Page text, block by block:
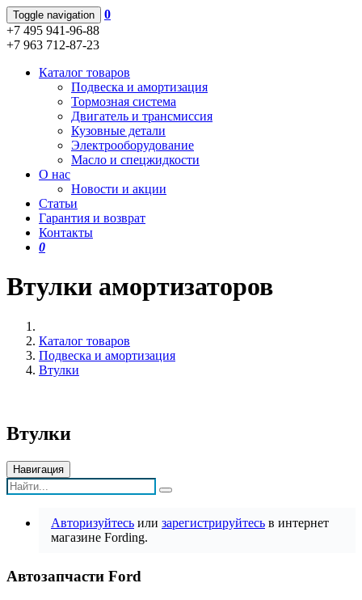
Toggle navigation
0
+7 495 941-96-88
+7 963 712-87-23
Каталог товаров
Подвеска и амортизация
Тормозная система
Двигатель и трансмиссия
Кузовные детали
Электрооборудование
Масло и спецжидкости
О нас
Новости и акции
Статьи
Гарантия и возврат
Контакты
0
Втулки амортизаторов
Каталог товаров
Подвеска и амортизация
Втулки
Втулки
Навигация
Авторизуйтесь или зарегистрируйтесь в интернет
магазине Fording.
Автозапчасти Ford